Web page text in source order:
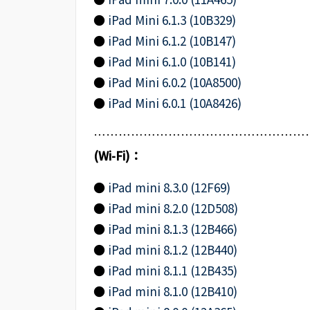
● iPad Mini 6.1.3 (10B329)
● iPad Mini 6.1.2 (10B147)
● iPad Mini 6.1.0 (10B141)
● iPad Mini 6.0.2 (10A8500)
● iPad Mini 6.0.1 (10A8426)
(Wi-Fi)：
● iPad mini 8.3.0 (12F69)
● iPad mini 8.2.0 (12D508)
● iPad mini 8.1.3 (12B466)
● iPad mini 8.1.2 (12B440)
● iPad mini 8.1.1 (12B435)
● iPad mini 8.1.0 (12B410)